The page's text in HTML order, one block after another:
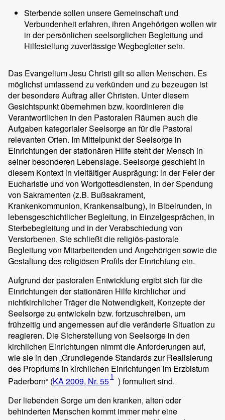
Sterbende sollen unsere Gemeinschaft und
Verbundenheit erfahren, ihren Angehörigen wollen wir
in der persönlichen seelsorglichen Begleitung und
Hilfestellung zuverlässige Wegbegleiter sein.
Das Evangelium Jesu Christi gilt so allen Menschen. Es
möglichst umfassend zu verkünden und zu bezeugen ist
der besondere Auftrag aller Christen. Unter diesem
Gesichtspunkt übernehmen bzw. koordinieren die
Verantwortlichen in den Pastoralen Räumen auch die
Aufgaben kategorialer Seelsorge an für die Pastoral
relevanten Orten. Im Mittelpunkt der Seelsorge in
Einrichtungen der stationären Hilfe steht der Mensch in
seiner besonderen Lebenslage. Seelsorge geschieht in
diesem Kontext in vielfältiger Ausprägung: in der Feier der
Eucharistie und von Wortgottesdiensten, in der Spendung
von Sakramenten (z.B. Bußsakrament,
Krankenkommunion, Krankensalbung), in Bibelrunden, in
lebensgeschichtlicher Begleitung, in Einzelgesprächen, in
Sterbebegleitung und in der Verabschiedung von
Verstorbenen. Sie schließt die religiös-pastorale
Begleitung von Mitarbeitenden und Angehörigen sowie die
Gestaltung des religiösen Profils der Einrichtung ein.
Aufgrund der pastoralen Entwicklung ergibt sich für die
Einrichtungen der stationären Hilfe kirchlicher und
nichtkirchlicher Träger die Notwendigkeit, Konzepte der
Seelsorge zu entwickeln bzw. fortzuschreiben, um
frühzeitig und angemessen auf die veränderte Situation zu
reagieren. Die Sicherstellung von Seelsorge in den
kirchlichen Einrichtungen nimmt die Anforderungen auf,
wie sie in den „Grundlegende Standards zur Realisierung
des Propriums in kirchlichen Einrichtungen im Erzbistum
Paderborn“ (KA 2009, Nr. 551 ) formuliert sind.
Der liebenden Sorge um den kranken, alten oder
behinderten Menschen kommt immer mehr eine